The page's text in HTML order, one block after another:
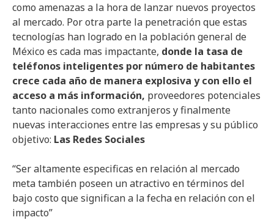
como amenazas a la hora de lanzar nuevos proyectos
al mercado. Por otra parte la penetración que estas
tecnologías han logrado en la población general de
México es cada mas impactante, donde la tasa de
teléfonos inteligentes por número de habitantes
crece cada año de manera explosiva y con ello el
acceso a más información, proveedores potenciales
tanto nacionales como extranjeros y finalmente
nuevas interacciones entre las empresas y su público
objetivo: Las Redes Sociales
“Ser altamente especificas en relación al mercado
meta también poseen un atractivo en términos del
bajo costo que significan a la fecha en relación con el
impacto”